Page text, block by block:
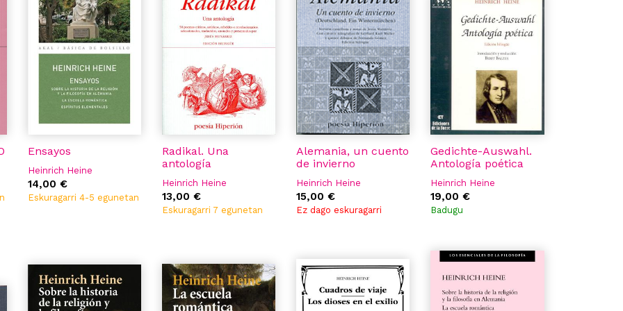
Ensayos
Heinrich Heine
14,00 €
Eskuragarri 4-5 egunetan
Radikal. Una
antología
Heinrich Heine
13,00 €
Eskuragarri 7 egunetan
Alemania, un cuento
de invierno
Heinrich Heine
15,00 €
Ez dago eskuragarri
Gedichte-Auswahl.
Antología poética
Heinrich Heine
19,00 €
Badugu